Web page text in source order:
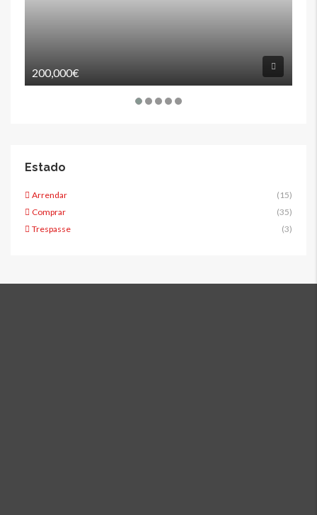
200,000€
Estado
Arrendar
(15)
Comprar
(35)
Trespasse
(3)